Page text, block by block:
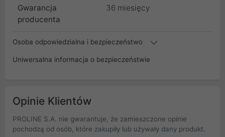
Gwarancja
producenta
36 miesięcy
Osoba odpowiedzialna i bezpieczeństwo
Uniwersalna informacja o bezpieczeństwie
Opinie Klientów
PROLINE S.A. nie gwarantuje, że zamieszczone opinie
pochodzą od osób, które zakupiły lub używały dany produkt.